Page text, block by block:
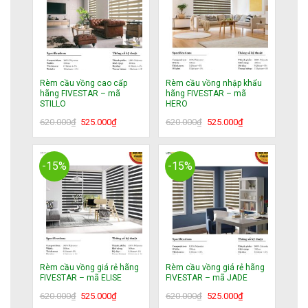
Rèm cầu vồng cao cấp
hãng FIVESTAR – mã
STILLO
620.000₫ Giá
gốc
là:
620.000₫.
525.000₫Giá
hiện
tại
là:
525.000₫.
Rèm cầu vồng nhập khẩu
hãng FIVESTAR – mã
HERO
620.000₫ Giá
gốc
là:
620.000₫.
525.000₫Giá
hiện
tại
là:
525.000₫.
-15%
Rèm cầu vồng giá rẻ hãng
FIVESTAR – mã ELISE
620.000₫ Giá
525.000₫Giá
-15%
Rèm cầu vồng giá rẻ hãng
FIVESTAR – mã JADE
620.000₫ Giá
525.000₫Giá